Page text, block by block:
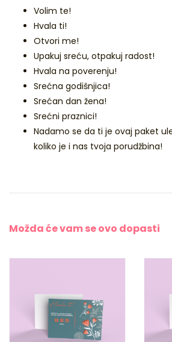
Volim te!
Hvala ti!
Otvori me!
Upakuj sreću, otpakuj radost!
Hvala na poverenju!
Srećna godišnjica!
Srećan dan žena!
Srećni praznici!
Nadamo se da ti je ovaj paket
koliko je i nas tvoja porudžbina!
Možda će vam seovo dopasti